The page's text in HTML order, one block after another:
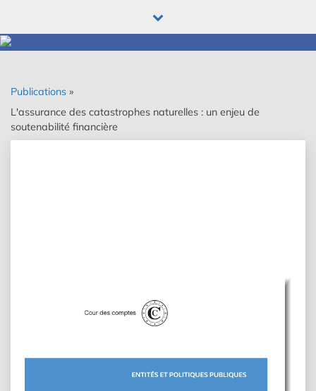
content
Publications »
L'assurance des catastrophes naturelles : un enjeu de
soutenabilité financière